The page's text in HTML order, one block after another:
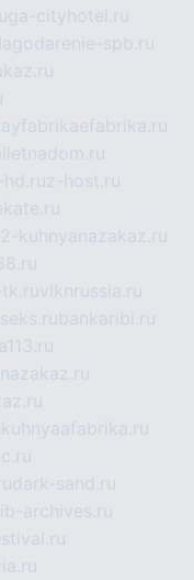
cityhotel.ru
spb.ru
z-host.ru
kuhnyanazakaz.ru
tk.ruvlknrussia.ru
bankaribi.ru
dark-sand.ru
archives.ru